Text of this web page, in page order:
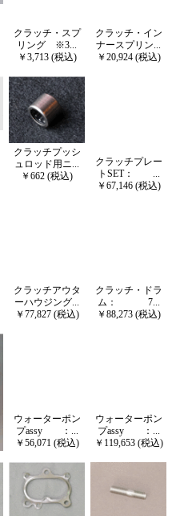
クラッチ・スプ
リング ※3...
￥3,713 (税込)
クラッチ・イン
ナースプリン...
￥20,924 (税込)
クラッチプッシ
ュロッド用ニ...
￥662 (税込)
クラッチプレー
トSET： ...
￥67,146 (税込)
クラッチアウタ
ーハウジング...
￥77,827 (税込)
クラッチ・ドラ
ム： 7...
￥88,273 (税込)
ウォーターポン
プassy ：...
￥56,071 (税込)
ウォーターポン
プassy ：...
￥119,653 (税込)